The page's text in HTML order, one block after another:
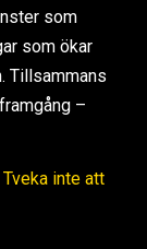
som
som ökar
Tillsammans
–
inte att